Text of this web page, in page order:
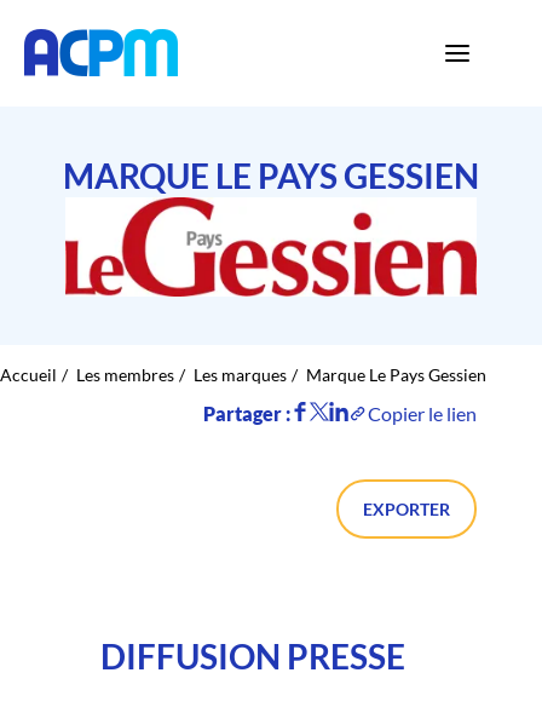
MARQUE LE PAYS GESSIEN
Accueil Les membres Les marques Marque Le Pays Gessien
Partager : Copier le lien
EXPORTER
DIFFUSION PRESSE